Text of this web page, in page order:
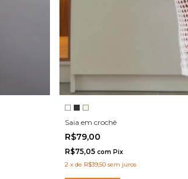
Saia em crochê
R$79,00
R$75,05 com Pix
2 x de R$39,50 sem juros